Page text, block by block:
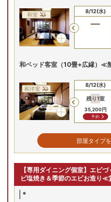
和室
Previous
8/10(月) 8/11(火) 8/12(水)
和ベッド客室（10畳+広縁）≪
和洋室
Previous
8/10(月) 8/11(火)
8/12(水)
残り1室
35,200円
予約
露天風呂付客室【洋室15畳】
洋室
残り1室
40,700
部屋タイプ
【専用ダイニング個室】エビ
ビ塩焼き＆季節のエビお造り
*